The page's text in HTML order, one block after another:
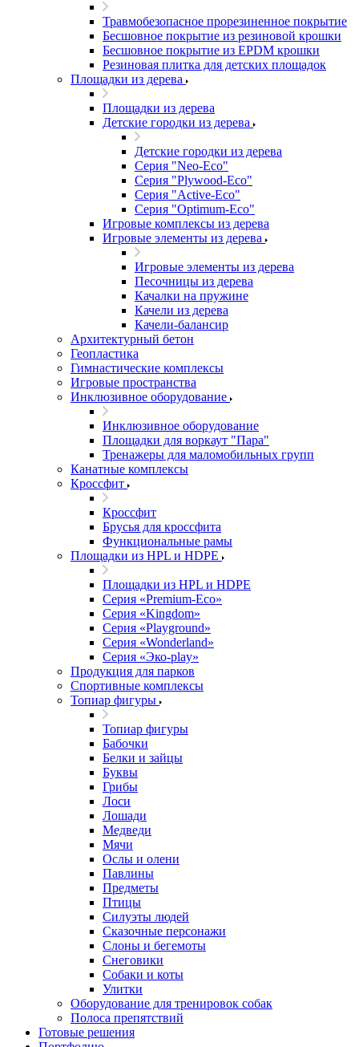
Травмобезопасное прорезиненное покрытие
Бесшовное покрытие из резиновой крошки
Бесшовное покрытие из EPDM крошки
Резиновая плитка для детских площадок
Площадки из дерева
Площадки из дерева
Детские городки из дерева
Детские городки из дерева
Серия "Neo-Eco"
Серия "Plywood-Eco"
Серия "Active-Eco"
Серия "Оptimum-Еco"
Игровые комплексы из дерева
Игровые элементы из дерева
Игровые элементы из дерева
Песочницы из дерева
Качалки на пружине
Качели из дерева
Качели-балансир
Архитектурный бетон
Геопластика
Гимнастические комплексы
Игровые пространства
Инклюзивное оборудование
Инклюзивное оборудование
Площадки для воркаут "Пара"
Тренажеры для маломобильных групп
Канатные комплексы
Кроссфит
Кроссфит
Брусья для кроссфита
Функциональные рамы
Площадки из HPL и HDPE
Площадки из HPL и HDPE
Серия «Premium-Eco»
Серия «Kingdom»
Серия «Playground»
Серия «Wonderland»
Серия «Эко-play»
Продукция для парков
Спортивные комплексы
Топиар фигуры
Топиар фигуры
Бабочки
Белки и зайцы
Буквы
Грибы
Лоси
Лошади
Медведи
Мячи
Ослы и олени
Павлины
Предметы
Птицы
Силуэты людей
Сказочные персонажи
Слоны и бегемоты
Снеговики
Собаки и коты
Улитки
Оборудование для тренировок собак
Полоса препятствий
Готовые решения